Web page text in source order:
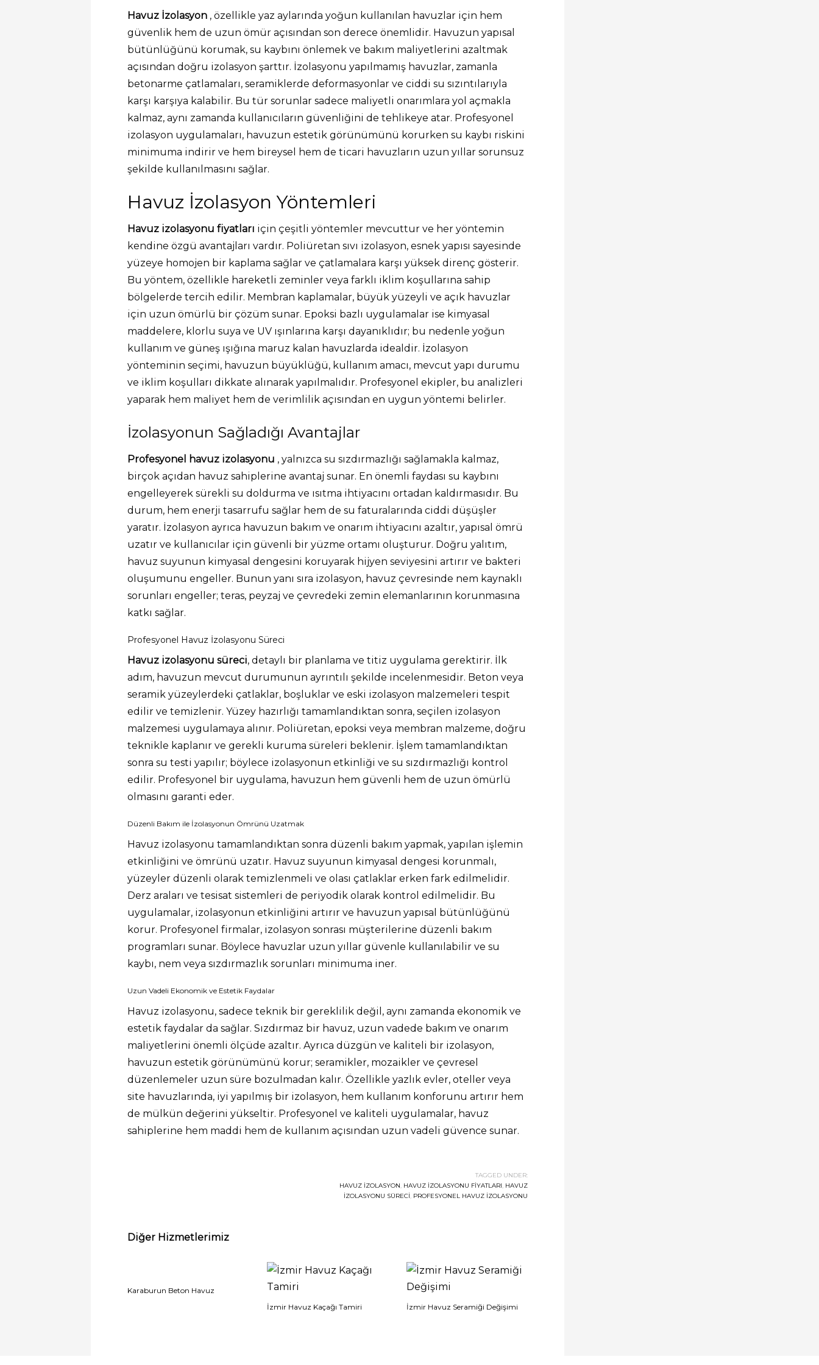
Havuz İzolasyon , özellikle yaz aylarında yoğun kullanılan havuzlar için hem
güvenlik hem de uzun ömür açısından son derece önemlidir. Havuzun yapısal
bütünlüğünü korumak, su kaybını önlemek ve bakım maliyetlerini azaltmak
açısından doğru izolasyon şarttır. İzolasyonu yapılmamış havuzlar, zamanla
betonarme çatlamaları, seramiklerde deformasyonlar ve ciddi su sızıntılarıyla
karşı karşıya kalabilir. Bu tür sorunlar sadece maliyetli onarımlara yol açmakla
kalmaz, aynı zamanda kullanıcıların güvenliğini de tehlikeye atar. Profesyonel
izolasyon uygulamaları, havuzun estetik görünümünü korurken su kaybı riskini
minimuma indirir ve hem bireysel hem de ticari havuzların uzun yıllar sorunsuz
şekilde kullanılmasını sağlar.
Havuz İzolasyon Yöntemleri
Havuz izolasyonu fiyatları için çeşitli yöntemler mevcuttur ve her yöntemin
kendine özgü avantajları vardır. Poliüretan sıvı izolasyon, esnek yapısı sayesinde
yüzeye homojen bir kaplama sağlar ve çatlamalara karşı yüksek direnç gösterir.
Bu yöntem, özellikle hareketli zeminler veya farklı iklim koşullarına sahip
bölgelerde tercih edilir. Membran kaplamalar, büyük yüzeyli ve açık havuzlar
için uzun ömürlü bir çözüm sunar. Epoksi bazlı uygulamalar ise kimyasal
maddelere, klorlu suya ve UV ışınlarına karşı dayanıklıdır; bu nedenle yoğun
kullanım ve güneş ışığına maruz kalan havuzlarda idealdir. İzolasyon
yönteminin seçimi, havuzun büyüklüğü, kullanım amacı, mevcut yapı durumu
ve iklim koşulları dikkate alınarak yapılmalıdır. Profesyonel ekipler, bu analizleri
yaparak hem maliyet hem de verimlilik açısından en uygun yöntemi belirler.
İzolasyonun Sağladığı Avantajlar
Profesyonel havuz izolasyonu , yalnızca su sızdırmazlığı sağlamakla kalmaz,
birçok açıdan havuz sahiplerine avantaj sunar. En önemli faydası su kaybını
engelleyerek sürekli su doldurma ve ısıtma ihtiyacını ortadan kaldırmasıdır. Bu
durum, hem enerji tasarrufu sağlar hem de su faturalarında ciddi düşüşler
yaratır. İzolasyon ayrıca havuzun bakım ve onarım ihtiyacını azaltır, yapısal ömrü
uzatır ve kullanıcılar için güvenli bir yüzme ortamı oluşturur. Doğru yalıtım,
havuz suyunun kimyasal dengesini koruyarak hijyen seviyesini artırır ve bakteri
oluşumunu engeller. Bunun yanı sıra izolasyon, havuz çevresinde nem kaynaklı
sorunları engeller; teras, peyzaj ve çevredeki zemin elemanlarının korunmasına
katkı sağlar.
Profesyonel Havuz İzolasyonu Süreci
Havuz izolasyonu süreci, detaylı bir planlama ve titiz uygulama gerektirir. İlk
adım, havuzun mevcut durumunun ayrıntılı şekilde incelenmesidir. Beton veya
seramik yüzeylerdeki çatlaklar, boşluklar ve eski izolasyon malzemeleri tespit
edilir ve temizlenir. Yüzey hazırlığı tamamlandıktan sonra, seçilen izolasyon
malzemesi uygulamaya alınır. Poliüretan, epoksi veya membran malzeme, doğru
teknikle kaplanır ve gerekli kuruma süreleri beklenir. İşlem tamamlandıktan
sonra su testi yapılır; böylece izolasyonun etkinliği ve su sızdırmazlığı kontrol
edilir. Profesyonel bir uygulama, havuzun hem güvenli hem de uzun ömürlü
olmasını garanti eder.
Düzenli Bakım ile İzolasyonun Ömrünü Uzatmak
Havuz izolasyonu tamamlandıktan sonra düzenli bakım yapmak, yapılan işlemin
etkinliğini ve ömrünü uzatır. Havuz suyunun kimyasal dengesi korunmalı,
yüzeyler düzenli olarak temizlenmeli ve olası çatlaklar erken fark edilmelidir.
Derz araları ve tesisat sistemleri de periyodik olarak kontrol edilmelidir. Bu
uygulamalar, izolasyonun etkinliğini artırır ve havuzun yapısal bütünlüğünü
korur. Profesyonel firmalar, izolasyon sonrası müşterilerine düzenli bakım
programları sunar. Böylece havuzlar uzun yıllar güvenle kullanılabilir ve su
kaybı, nem veya sızdırmazlık sorunları minimuma iner.
Uzun Vadeli Ekonomik ve Estetik Faydalar
Havuz izolasyonu, sadece teknik bir gereklilik değil, aynı zamanda ekonomik ve
estetik faydalar da sağlar. Sızdırmaz bir havuz, uzun vadede bakım ve onarım
maliyetlerini önemli ölçüde azaltır. Ayrıca düzgün ve kaliteli bir izolasyon,
havuzun estetik görünümünü korur; seramikler, mozaikler ve çevresel
düzenlemeler uzun süre bozulmadan kalır. Özellikle yazlık evler, oteller veya
site havuzlarında, iyi yapılmış bir izolasyon, hem kullanım konforunu artırır hem
de mülkün değerini yükseltir. Profesyonel ve kaliteli uygulamalar, havuz
sahiplerine hem maddi hem de kullanım açısından uzun vadeli güvence sunar.
TAGGED UNDER:
HAVUZ İZOLASYON, HAVUZ IZOLASYONU FIYATLARI, HAVUZ
IZOLASYONU SÜRECI, PROFESYONEL HAVUZ IZOLASYONU
Diğer Hizmetlerimiz
Karaburun Beton Havuz
İzmir Havuz Kaçağı Tamiri
İzmir Havuz Seramiği Değişimi